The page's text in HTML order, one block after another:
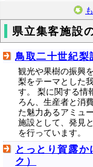
県立集客施設
鳥取二十世紀梨
観光や果樹の振興
梨をテーマとした
す。 梨に関する情
ろん、生産者と消
た魅力あるアミュ
施設として、発見
を行っています。
とっとり賀露
ク）